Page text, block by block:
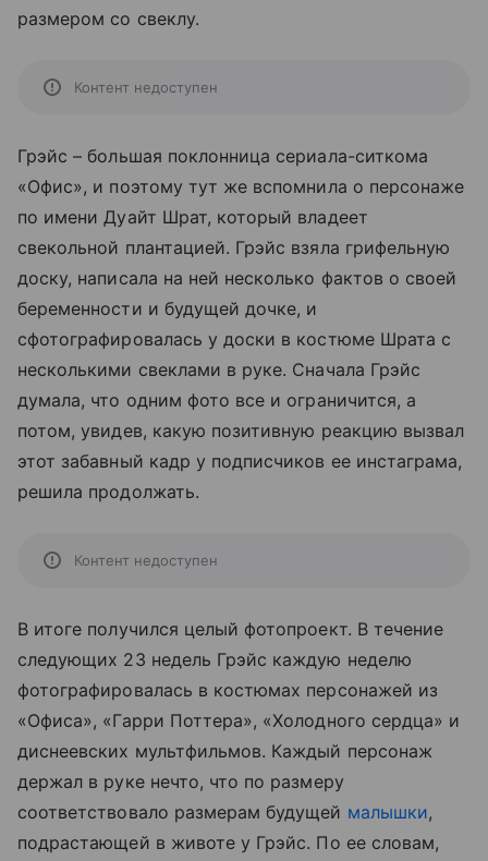
размером со свеклу.
Контент недоступен
Грэйс – большая поклонница сериала-ситкома
«Офис», и поэтому тут же вспомнила о персонаже
по имени Дуайт Шрат, который владеет
свекольной плантацией. Грэйс взяла грифельную
доску, написала на ней несколько фактов о своей
беременности и будущей дочке, и
сфотографировалась у доски в костюме Шрата с
несколькими свеклами в руке. Сначала Грэйс
думала, что одним фото все и ограничится, а
потом, увидев, какую позитивную реакцию вызвал
этот забавный кадр у подписчиков ее инстаграма,
решила продолжать.
Контент недоступен
В итоге получился целый фотопроект. В течение
следующих 23 недель Грэйс каждую неделю
фотографировалась в костюмах персонажей из
«Офиса», «Гарри Поттера», «Холодного сердца» и
диснеевских мультфильмов. Каждый персонаж
держал в руке нечто, что по размеру
соответствовало размерам будущей малышки,
подрастающей в животе у Грэйс. По ее словам,